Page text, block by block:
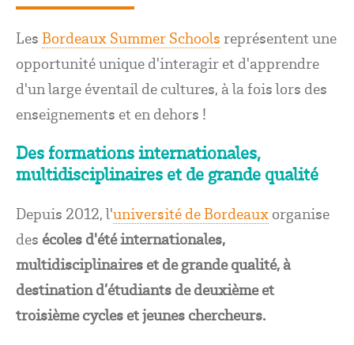
Les Bordeaux Summer Schools représentent une
opportunité unique d'interagir et d'apprendre
d'un large éventail de cultures, à la fois lors des
enseignements et en dehors !
Des formations internationales,
multidisciplinaires et de grande qualité
Depuis 2012, l'université de Bordeaux organise
des écoles d'été internationales,
multidisciplinaires et de grande qualité, à
destination d’étudiants de deuxième et
troisième cycles et jeunes chercheurs.